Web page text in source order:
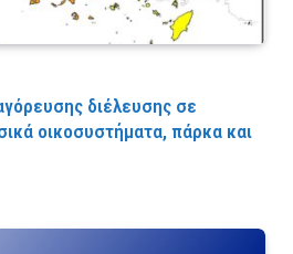
διέλευσης σε
οικοσυστήματα, πάρκα και